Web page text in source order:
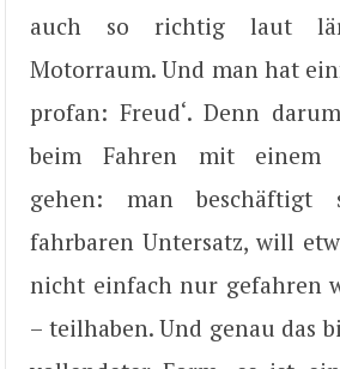
auch so richtig laut
Motorraum. Und man hat
profan: Freud‘. Denn
beim Fahren mit einem
gehen: man
fahrbaren Untersatz, will
nicht einfach nur gefahren
– teilhaben. Und genau das